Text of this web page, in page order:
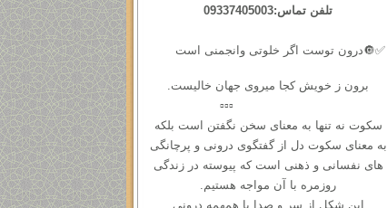
تلفن تماس:09337405003
✅🔘درون توست اگر خلوتی وانجمنی است
برون ز خویش کجا میروی جهان خالیست.
▫️▫️▫️
سکوت نه ‌تنها به معنای سخن نگفتن است بلکه
به معنای سکوت دل از گفتگوی درونی و ‌پرچانگی
های نفسانی و ذهنی است که پیوسته در زندگی
روزمره با آن مواجه هستیم.
این شکل از سر و صدا یا همهمه‌ درونی